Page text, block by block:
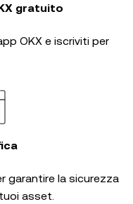
gratuito
OKX e iscriviti per
garantire la sicurezza
asset.